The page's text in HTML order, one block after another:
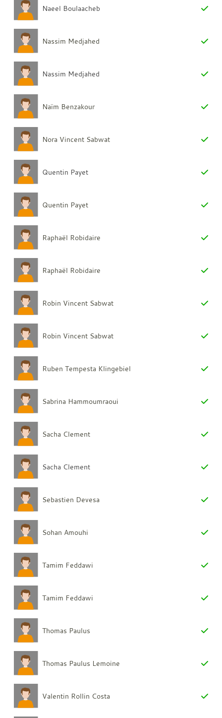
Naeel Boulaacheb
Nassim Medjahed
Nassim Medjahed
Naïm Benzakour
Nora Vincent Sabwat
Quentin Payet
Quentin Payet
Raphaël Robidaire
Raphaël Robidaire
Robin Vincent Sabwat
Robin Vincent Sabwat
Ruben Tempesta Klingebiel
Sabrina Hammoumraoui
Sacha Clement
Sacha Clement
Sebastien Devesa
Sohan Amouhi
Tamim Feddawi
Tamim Feddawi
Thomas Paulus
Thomas Paulus Lemoine
Valentin Rollin Costa